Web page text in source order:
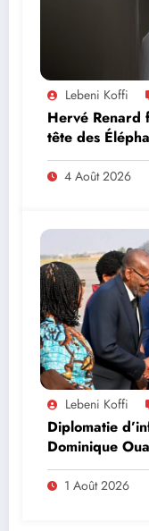
Lebeni Koffi
Hervé Renard
tête des
4 Août 2026
Lebeni Koffi
Diplomatie
Dominique
leadership
Afrique
1 Août 2026